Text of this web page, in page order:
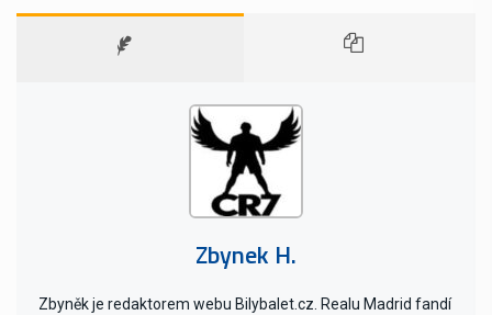
Zbynek H.
Zbyněk je redaktorem webu Bilybalet.cz. Realu Madrid fandí